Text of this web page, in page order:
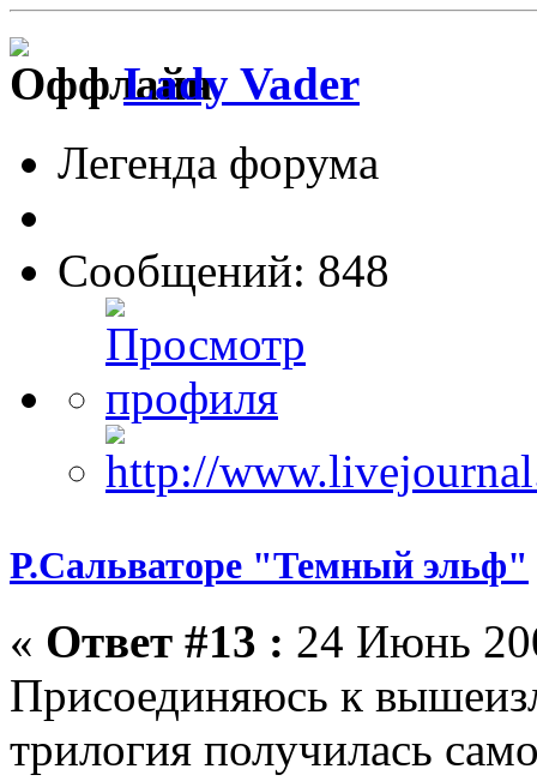
Lady Vader
Легенда форума
Сообщений: 848
Р.Сальваторе "Темный эльф"
« Ответ #13 : 24 Июнь
Присоединяюсь к
трилогия получилась